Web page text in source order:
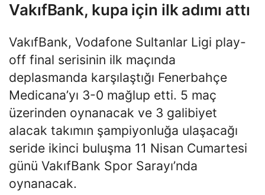
VakıfBank, kupa için ilk adımı attı
VakıfBank, Vodafone Sultanlar Ligi play-
off final serisinin ilk maçında
deplasmanda karşılaştığı Fenerbahçe
Medicana’yı 3-0 mağlup etti. 5 maç
üzerinden oynanacak ve 3 galibiyet
alacak takımın şampiyonluğa ulaşacağı
seride ikinci buluşma 11 Nisan Cumartesi
günü VakıfBank Spor Sarayı’nda
oynanacak.